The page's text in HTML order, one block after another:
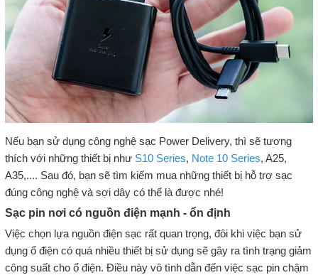
Nếu bạn sử dụng công nghệ sạc Power Delivery, thì sẽ tương
thích với những thiết bị như S10 Series, Note 10 Series, A25,
A35,.... Sau đó, bạn sẽ tìm kiếm mua những thiết bị hỗ trợ sạc
đúng công nghệ và sợi dây có thể là được nhé!
Sạc pin nơi có nguồn điện mạnh - ổn định
Việc chọn lựa nguồn điện sạc rất quan trọng, đôi khi việc bạn sử
dụng ổ điện có quá nhiều thiết bị sử dụng sẽ gây ra tình trạng giảm
công suất cho ổ điện. Điều này vô tình dẫn đến việc sạc pin chậm